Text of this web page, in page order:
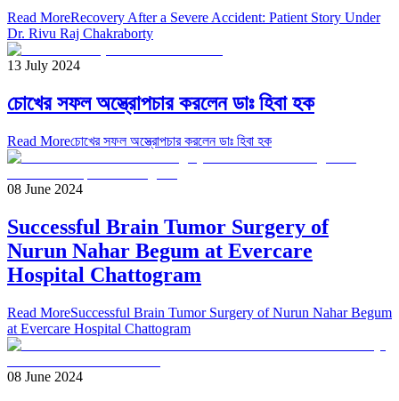
Read MoreRecovery After a Severe Accident: Patient Story Under
Dr. Rivu Raj Chakraborty
13 July 2024
চোখের সফল অস্ত্রোপচার করলেন ডাঃ হিবা হক
Read Moreচোখের সফল অস্ত্রোপচার করলেন ডাঃ হিবা হক
08 June 2024
Successful Brain Tumor Surgery of
Nurun Nahar Begum at Evercare
Hospital Chattogram
Read MoreSuccessful Brain Tumor Surgery of Nurun Nahar Begum
at Evercare Hospital Chattogram
08 June 2024